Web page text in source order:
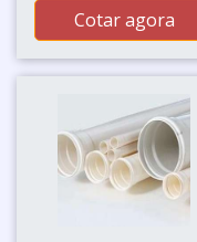
Cotar agora